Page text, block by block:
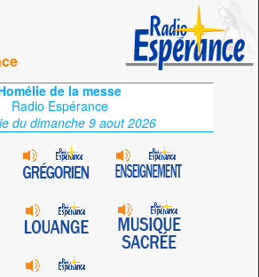
de la messe
Radio Espérance
du dimanche 9 aout 2026